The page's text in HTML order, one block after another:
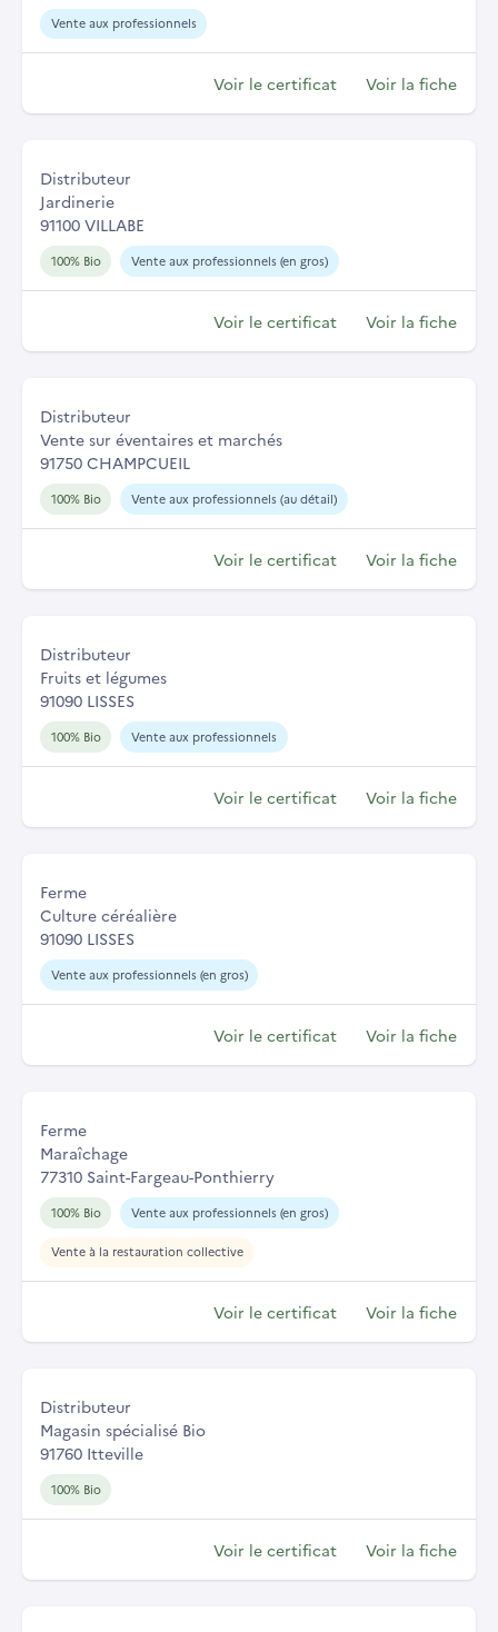
Vente aux professionnels
Voir le certificat Voir la fiche
Distributeur
Jardinerie
91100 VILLABE
100% Bio Vente aux professionnels (en gros)
Voir le certificat Voir la fiche
Distributeur
Vente sur éventaires et marchés
91750 CHAMPCUEIL
100% Bio Vente aux professionnels (au détail)
Voir le certificat Voir la fiche
Distributeur
Fruits et légumes
91090 LISSES
100% Bio Vente aux professionnels
Voir le certificat Voir la fiche
Ferme
Culture céréalière
91090 LISSES
Vente aux professionnels (en gros)
Voir le certificat Voir la fiche
Ferme
Maraîchage
77310 Saint-Fargeau-Ponthierry
100% Bio Vente aux professionnels (en gros)
Vente à la restauration collective
Voir le certificat Voir la fiche
Distributeur
Magasin spécialisé Bio
91760 Itteville
100% Bio
Voir le certificat Voir la fiche